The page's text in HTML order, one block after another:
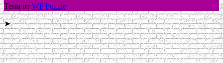
Тема от WP Puzzle
➤